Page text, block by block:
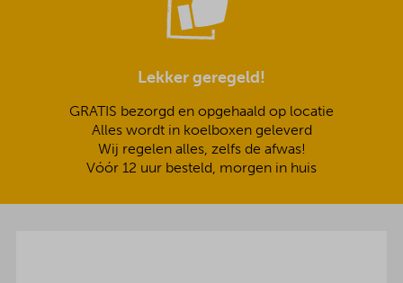
Lekker geregeld!
GRATIS bezorgd en opgehaald op locatie
Alles wordt in koelboxen geleverd
Wij regelen alles, zelfs de afwas!
Vóór 12 uur besteld, morgen in huis